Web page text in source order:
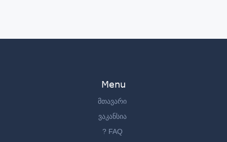
Menu
მთავარი
ვაკანსია
? FAQ